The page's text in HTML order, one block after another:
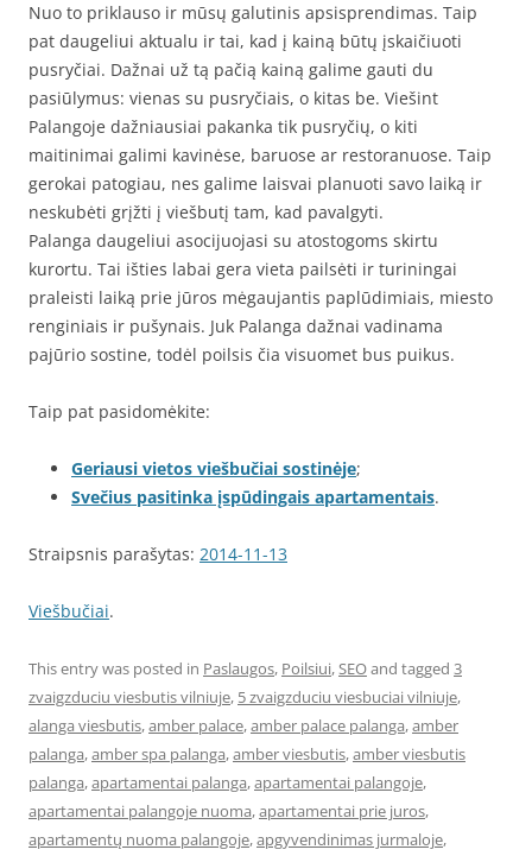
Nuo to priklauso ir mūsų galutinis apsisprendimas. Taip
pat daugeliui aktualu ir tai, kad į kainą būtų įskaičiuoti
pusryčiai. Dažnai už tą pačią kainą galime gauti du
pasiūlymus: vienas su pusryčiais, o kitas be. Viešint
Palangoje dažniausiai pakanka tik pusryčių, o kiti
maitinimai galimi kavinėse, baruose ar restoranuose. Taip
gerokai patogiau, nes galime laisvai planuoti savo laiką ir
neskubėti grįžti į viešbutį tam, kad pavalgyti.
Palanga daugeliui asocijuojasi su atostogoms skirtu
kurortu. Tai išties labai gera vieta pailsėti ir turiningai
praleisti laiką prie jūros mėgaujantis paplūdimiais, miesto
renginiais ir pušynais. Juk Palanga dažnai vadinama
pajūrio sostine, todėl poilsis čia visuomet bus puikus.
Taip pat pasidomėkite:
Geriausi vietos viešbučiai sostinėje;
Svečius pasitinka įspūdingais apartamentais.
Straipsnis parašytas: 2014-11-13
Viešbučiai.
This entry was posted in Paslaugos, Poilsiui,SEOand tagged 3
zvaigzduciu viesbutis vilniuje, 5 zvaigzduciu viesbuciai vilniuje,
alanga viesbutis,amber palace,amber palace palanga,amber
palanga,amber spa palanga,amber viesbutis,amber viesbutis
palanga,apartamentai palanga,apartamentai palangoje,
apartamentai palangoje nuoma,apartamentai prie juros,
apartamentų nuoma palangoje,apgyvendinimas jurmaloje,